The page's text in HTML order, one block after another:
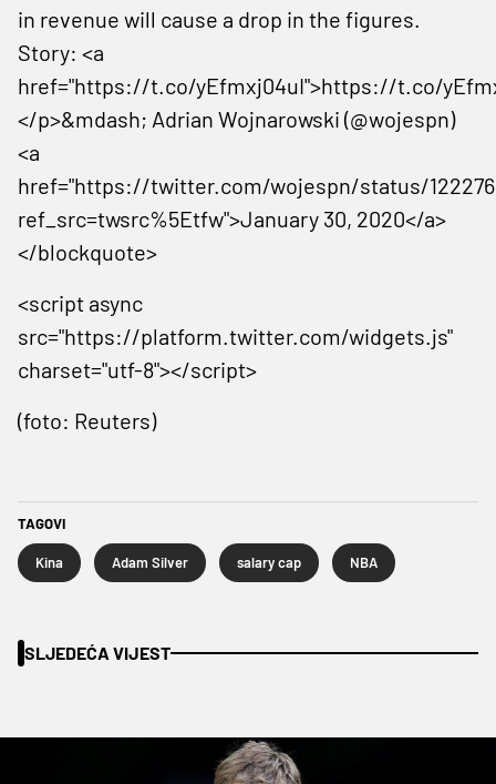
in revenue will cause a drop in the figures.
Story: <a
href="https://t.co/yEfmxj04uI">https://t.co/
</p>&mdash; Adrian Wojnarowski (@wojespn)
<a
href="https://twitter.com/wojespn/status/
ref_src=twsrc%5Etfw">January 30, 2020</a>
</blockquote>
<script async
src="https://platform.twitter.com/widgets.js"
charset="utf-8"></script>
(foto: Reuters)
TAGOVI
Kina Adam Silver salary cap NBA
SLJEDEĆA VIJEST